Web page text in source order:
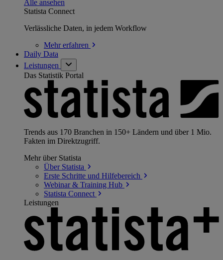
Alle ansehen
Statista Connect
Verlässliche Daten, in jedem Workflow
Mehrerfahren
Daily Data
Leistungen
Das Statistik Portal
Trends aus 170 Branchen in 150+ Ländern und über 1 Mio.
Fakten im Direktzugriff.
Mehr über Statista
Über Statista
Erste Schritte und Hilfebereich
Webinar & Training Hub
Statista Connect
Leistungen